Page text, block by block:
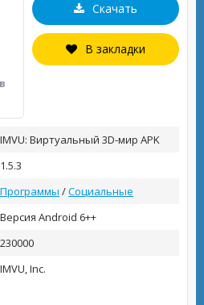
Скачать
В закладки
IMVU: Виртуальный 3D-мир APK
1.5.3
Программы /Социальные
Версия Android 6++
230000
IMVU, Inc.